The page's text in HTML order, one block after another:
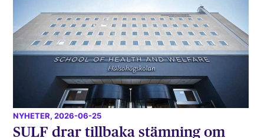
NYHETER, 2026-06-25
SULF drar tillbaka stämning om